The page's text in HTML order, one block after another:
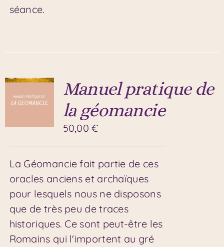
séance.
Manuel pratique de
la géomancie
50,00€
La Géomancie fait partie de ces
oracles anciens et archaïques
pour lesquels nous ne disposons
que de très peu de traces
historiques. Ce sont peut-être les
Romains qui l'importent au gré